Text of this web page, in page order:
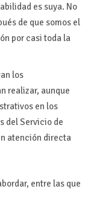
es suya. No
de que somos el
por casi toda la
los
realizar, aunque
en los
del Servicio de
atención directa
entre las que